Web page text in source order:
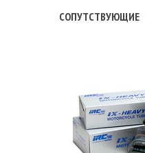
CОПУТСТВУЮЩИЕ